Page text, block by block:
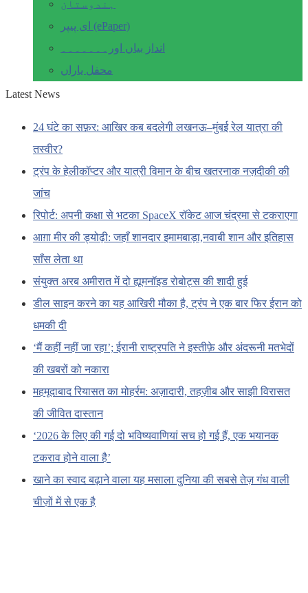
ہندوستان
ای پیپر (ePaper)
انداز بیاں اور۔۔۔۔۔۔۔
محفل یاراں
Latest News
24 घंटे का सफ़र: आखिर कब बदलेगी लखनऊ–मुंबई रेल यात्रा की
तस्वीर?
ट्रंप के हेलीकॉप्टर और यात्री विमान के बीच खतरनाक नज़दीकी की
जांच
रिपोर्ट: अपनी कक्षा से भटका SpaceX रॉकेट आज चंद्रमा से टकराएगा
आग़ा मीर की ड्योढ़ी: जहाँ शानदार इमामबाड़ा,नवाबी शान और इतिहास
साँस लेता था
संयुक्त अरब अमीरात में दो ह्यूमनॉइड रोबोट्स की शादी हुई
डील साइन करने का यह आखिरी मौका है, ट्रंप ने एक बार फिर ईरान को
धमकी दी
‘मैं कहीं नहीं जा रहा’; ईरानी राष्ट्रपति ने इस्तीफ़े और अंदरूनी मतभेदों
की खबरों को नकारा
महमूदाबाद रियासत का मोहर्रम: अज़ादारी, तहज़ीब और साझी विरासत
की जीवित दास्तान
‘2026 के लिए की गई दो भविष्यवाणियां सच हो गई हैं, एक भयानक
टकराव होने वाला है’
खाने का स्वाद बढ़ाने वाला यह मसाला दुनिया की सबसे तेज़ गंध वाली
चीज़ों में से एक है